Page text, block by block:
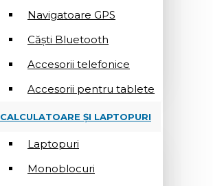
Navigatoare GPS
Căști Bluetooth
Accesorii telefonice
Accesorii pentru tablete
CALCULATOARE ȘI LAPTOPURI
Laptopuri
Monoblocuri